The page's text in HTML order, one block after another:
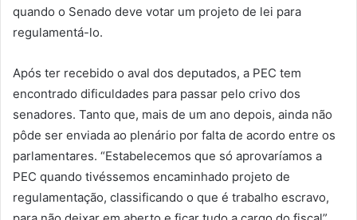
quando o Senado deve votar um projeto de lei para
regulamentá-lo.
Após ter recebido o aval dos deputados, a PEC tem
encontrado dificuldades para passar pelo crivo dos
senadores. Tanto que, mais de um ano depois, ainda não
pôde ser enviada ao plenário por falta de acordo entre os
parlamentares. “Estabelecemos que só aprovaríamos a
PEC quando tivéssemos encaminhado projeto de
regulamentação, classificando o que é trabalho escravo,